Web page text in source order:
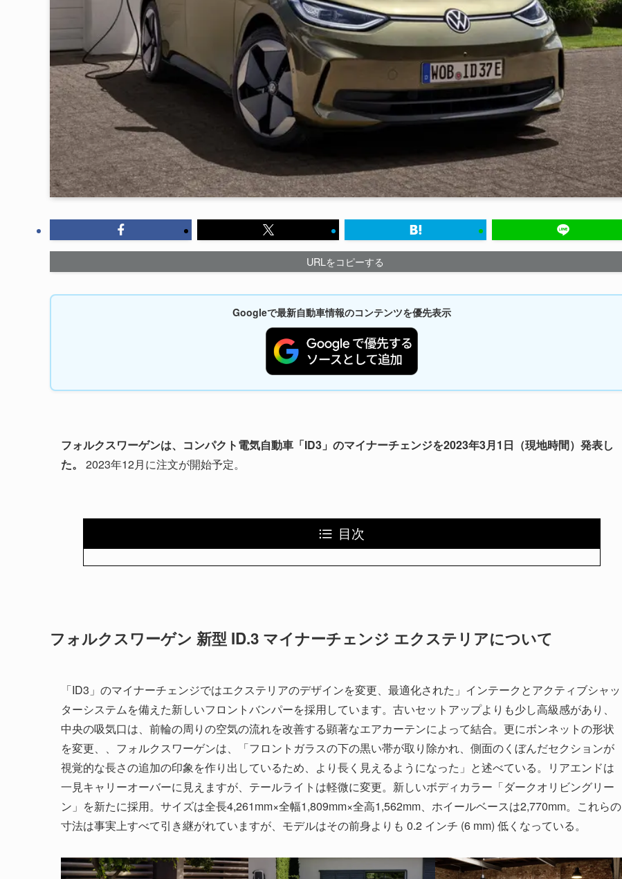
URLをコピーする
Googleで最新自動車情報のコンテンツを優先表示
フォルクスワーゲンは、コンパクト電気自動車「ID3」のマイナーチェンジを2023年3月1日（現地時間）発表し
た。
2023年12月に注文が開始予定。
目次
フォルクスワーゲン 新型 ID.3 マイナーチェンジ エクステリアについて
「ID3」のマイナーチェンジではエクステリアのデザインを変更、最適化された」インテークとアクティブシャッ
ターシステムを備えた新しいフロントバンパーを採用しています。古いセットアップよりも少し高級感があり、
中央の吸気口は、前輪の周りの空気の流れを改善する顕著なエアカーテンによって結合。更にボンネットの形状
を変更、、フォルクスワーゲンは、「フロントガラスの下の黒い帯が取り除かれ、側面のくぼんだセクションが
視覚的な長さの追加の印象を作り出しているため、より長く見えるようになった」と述べている。リアエンドは
一見キャリーオーバーに見えますが、テールライトは軽微に変更。新しいボディカラー「ダークオリビングリー
ン」を新たに採用。サイズは全長4,261mm×全幅1,809mm×全高1,562mm、ホイールベースは2,770mm。これらの
寸法は事実上すべて引き継がれていますが、モデルはその前身よりも 0.2 インチ (6 mm) 低くなっている。